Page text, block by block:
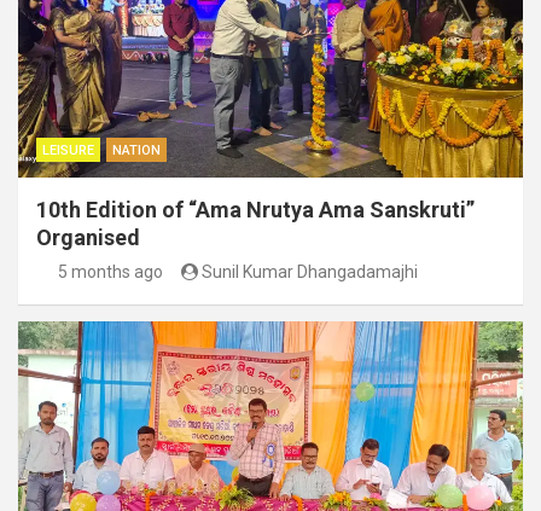
LEISURE NATION
10th Edition of “Ama Nrutya Ama Sanskruti”
Organised
5 months ago Sunil Kumar Dhangadamajhi